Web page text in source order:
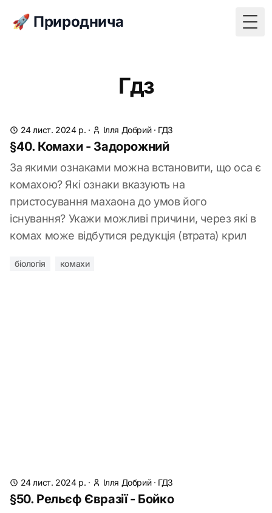
🚀 Природнича
Гдз
24 лист. 2024 р. · Ілля Добрий· ГДЗ
§40. Комахи - Задорожний
За якими ознаками можна встановити, що оса є
комахою? Які ознаки вказують на
пристосування махаона до умов його
існування? Укажи можливі причини, через які в
комах може відбутися редукція (втрата) крил
біологія комахи
24 лист. 2024 р. · Ілля Добрий· ГДЗ
§50. Рельєф Євразії - Бойко